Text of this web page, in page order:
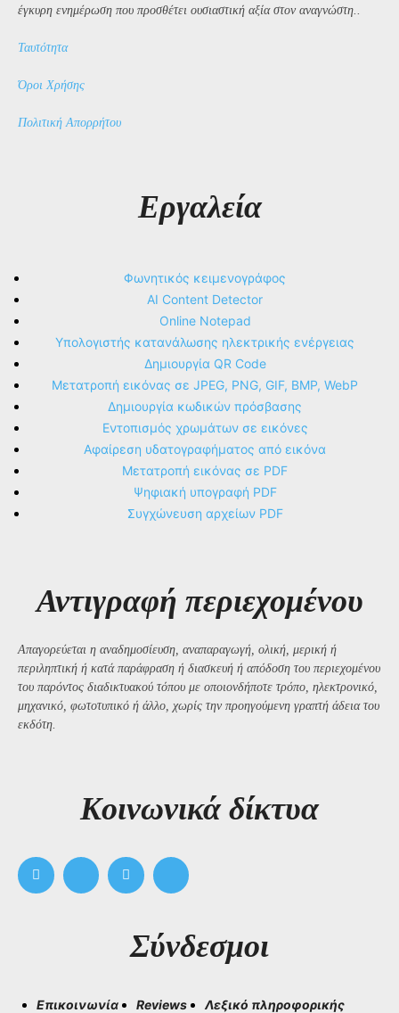
έγκυρη ενημέρωση που προσθέτει ουσιαστική αξία στον αναγνώστη..
Ταυτότητα
Όροι Χρήσης
Πολιτική Απορρήτου
Εργαλεία
Φωνητικός κειμενογράφος
AI Content Detector
Online Notepad
Υπολογιστής κατανάλωσης ηλεκτρικής ενέργειας
Δημιουργία QR Code
Μετατροπή εικόνας σε JPEG, PNG, GIF, BMP, WebP
Δημιουργία κωδικών πρόσβασης
Εντοπισμός χρωμάτων σε εικόνες
Αφαίρεση υδατογραφήματος από εικόνα
Μετατροπή εικόνας σε PDF
Ψηφιακή υπογραφή PDF
Συγχώνευση αρχείων PDF
Αντιγραφή περιεχομένου
Απαγορεύεται η αναδημοσίευση, αναπαραγωγή, ολική, μερική ή
περιληπτική ή κατά παράφραση ή διασκευή ή απόδοση του περιεχομένου
του παρόντος διαδικτυακού τόπου με οποιονδήποτε τρόπο, ηλεκτρονικό,
μηχανικό, φωτοτυπικό ή άλλο, χωρίς την προηγούμενη γραπτή άδεια του
εκδότη.
Kοινωνικά δίκτυα
Σύνδεσμοι
Επικοινωνία Reviews Λεξικό πληροφορικής